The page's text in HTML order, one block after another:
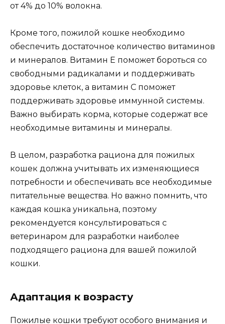
от 4% до 10% волокна.
Кроме того, пожилой кошке необходимо
обеспечить достаточное количество витаминов
и минералов. Витамин Е поможет бороться со
свободными радикалами и поддерживать
здоровье клеток, а витамин С поможет
поддерживать здоровье иммунной системы.
Важно выбирать корма, которые содержат все
необходимые витамины и минералы.
В целом, разработка рациона для пожилых
кошек должна учитывать их изменяющиеся
потребности и обеспечивать все необходимые
питательные вещества. Но важно помнить, что
каждая кошка уникальна, поэтому
рекомендуется консультироваться с
ветеринаром для разработки наиболее
подходящего рациона для вашей пожилой
кошки.
Адаптация к возрасту
Пожилые кошки требуют особого внимания и